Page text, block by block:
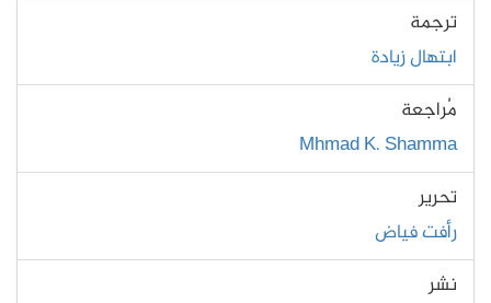
ترجمة
ابتهال زيادة
مُراجعة
Mhmad K. Shamma
تحرير
رأفت فياض
نشر